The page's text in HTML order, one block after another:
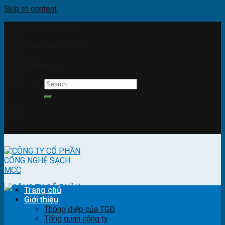
Skip to content
Trang chủ
Giới thiệu
Thông điệp của TGĐ
Tổng quan công ty